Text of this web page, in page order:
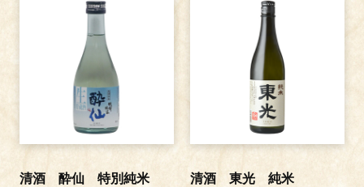
清酒 酔仙 特別純米
清酒 東光 純米